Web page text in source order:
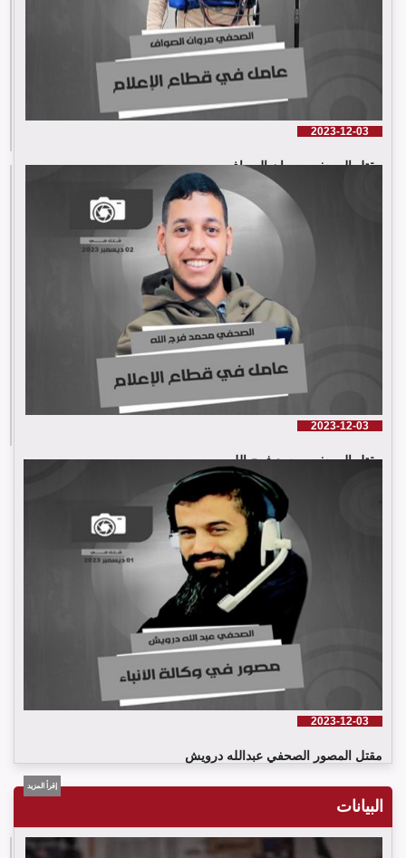
2023-12-03
مقتل الصحفي مروان الصواف
2023-12-03
مقتل الصحفي محمد فرج الله
2023-12-03
مقتل المصور الصحفي عبدالله درويش
إقرأ المزيد
البيانات